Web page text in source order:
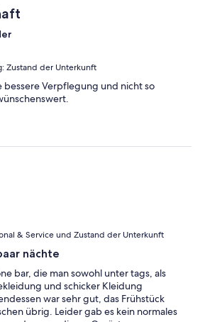
Zustand der Unterkunft
bessere Verpflegung und nicht so
& Service und Zustand der Unterkunft
nächte
bar, die man sowohl unter tags, als
und schicker Kleidung
war sehr gut, das Frühstück
übrig. Leider gab es kein normales